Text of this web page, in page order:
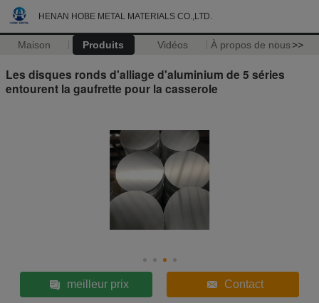
HENAN HOBE METAL MATERIALS CO.,LTD.
Maison Produits Vidéos À propos de nous>>
Les disques ronds d'alliage d'aluminium de 5 séries
entourent la gaufrette pour la casserole
meilleur prix Contact